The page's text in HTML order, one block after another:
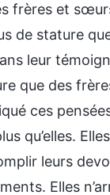
frères et
de stature
leur
que des
ces
qu’elles.
leurs
Elles